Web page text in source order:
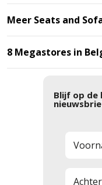
Meer Seats and
8 Megastores in
Blijf op de